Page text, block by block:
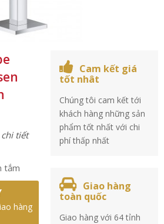
tiết
tắm
hàng
Cam kết giá
tốt nhât
Chúng tôi cam kết tới
khách hàng những sản
phẩm tốt nhất với chi
phí thấp nhất
Giao hàng
toàn quốc
Giao hàng với 64 tỉnh